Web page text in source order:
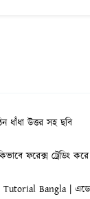
ধাঁধা উত্তর সহ ছবি
ফরেক্স ট্রেডিং
Bangla |